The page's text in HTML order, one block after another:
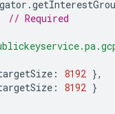
.
// Required
: 8192 },
: 8192 }